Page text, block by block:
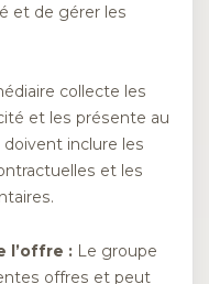
et de gérer les
collecte les
et les présente au
inclure les
et les
l’offre : Le groupe
offres et peut